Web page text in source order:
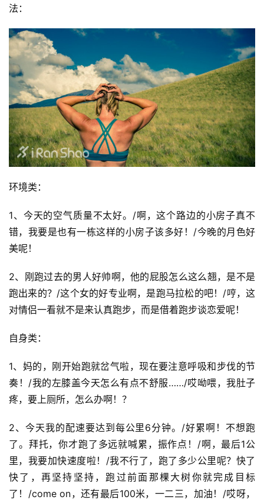
法：
环境类：
1、今天的空气质量不太好。/啊，这个路边的小房子真不
错，我要是也有一栋这样的小房子该多好！/今晚的月色好
美呢！
2、刚跑过去的男人好帅啊，他的屁股怎么这么翘，是不是
跑出来的？/这个女的好专业啊，是跑马拉松的吧！/哼，这
对情侣一看就不是来认真跑步，而是借着跑步谈恋爱呢！
自身类：
1、妈的，刚开始跑就岔气啦，现在要注意呼吸和步伐的节
奏！/我的左膝盖今天怎么有点不舒服……/哎呦喂，我肚子
疼，要上厕所，怎么办啊！？
2、今天我的配速要达到每公里6分钟。/好累啊！不想跑
了。拜托，你才跑了多远就喊累，振作点！/啊，最后1公
里，我要加快速度啦！/我不行了，跑了多少公里呢？快了
快了，再坚持坚持，跑过前面那棵大树你就完成目标
了！/come on，还有最后100米，一二三，加油！/哎呀，